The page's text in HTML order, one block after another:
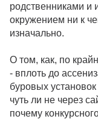
родственниками и
окружением ни к
изначально.
О том, как, по
- вплоть до
буровых
чуть ли не через
почему